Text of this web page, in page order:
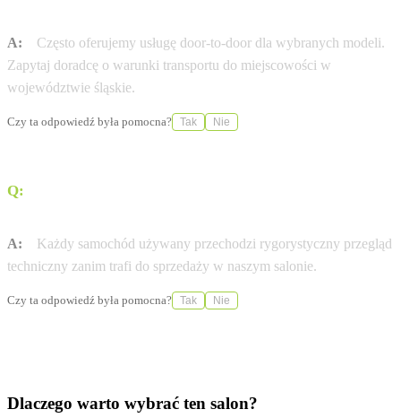
A:
Często oferujemy usługę door-to-door dla wybranych modeli.
Zapytaj doradcę o warunki transportu do miejscowości w
województwie śląskie.
Czy ta odpowiedź była pomocna? Tak Nie
Q:
A:
Każdy samochód używany przechodzi rygorystyczny przegląd
techniczny zanim trafi do sprzedaży w naszym salonie.
Czy ta odpowiedź była pomocna? Tak Nie
Dlaczego warto wybrać ten salon?